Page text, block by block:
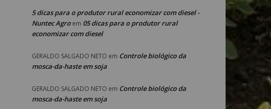
5 dicas para o produtor rural economizar com diesel -
Nuntec Agroem 05 dicas para o produtor rural
economizar com diesel
GERALDO SALGADO NETO em Controle biológico da
mosca-da-haste em soja
GERALDO SALGADO NETO em Controle biológico da
mosca-da-haste em soja